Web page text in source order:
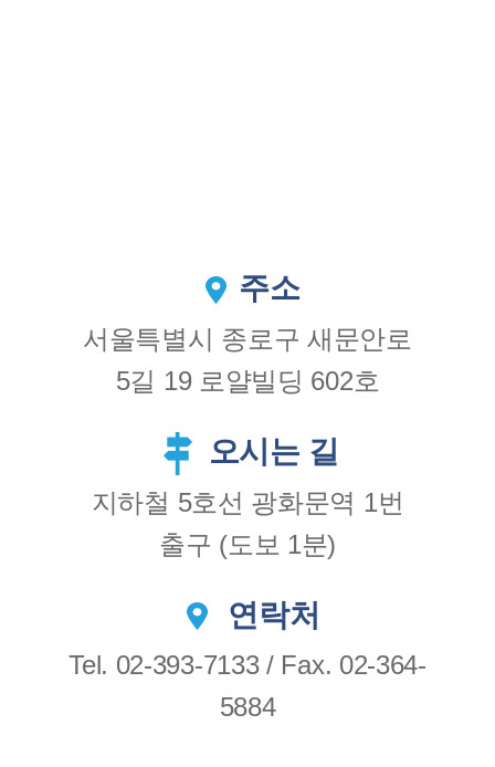
주소
서울특별시 종로구 새문안로
5길 19 로얄빌딩 602호
오시는 길
지하철 5호선 광화문역 1번
출구 (도보 1분)
연락처
Tel. 02-393-7133 / Fax. 02-364-
5884